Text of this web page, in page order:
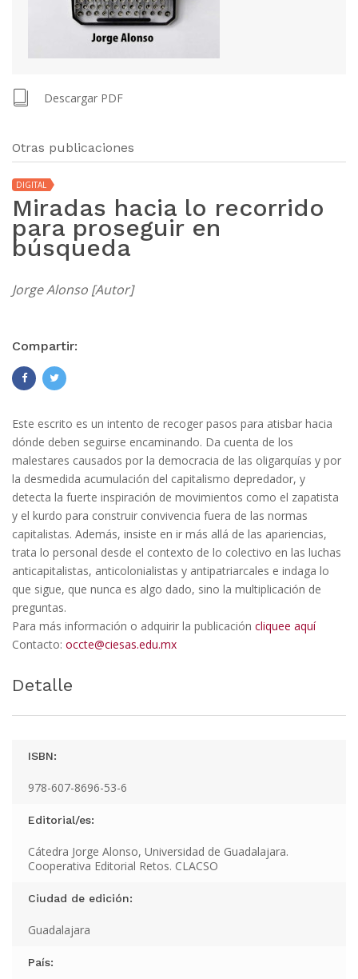
Descargar PDF
Otras publicaciones
DIGITAL
Miradas hacia lo recorrido
para proseguir en
búsqueda
Jorge Alonso [Autor]
Compartir:
Este escrito es un intento de recoger pasos para atisbar hacia
dónde deben seguirse encaminando. Da cuenta de los
malestares causados por la democracia de las oligarquías y por
la desmedida acumulación del capitalismo depredador, y
detecta la fuerte inspiración de movimientos como el zapatista
y el kurdo para construir convivencia fuera de las normas
capitalistas. Además, insiste en ir más allá de las apariencias,
trata lo personal desde el contexto de lo colectivo en las luchas
anticapitalistas, anticolonialistas y antipatriarcales e indaga lo
que sigue, que nunca es algo dado, sino la multiplicación de
preguntas.
Para más información o adquirir la publicación cliquee aquí
Contacto: occte@ciesas.edu.mx
Detalle
ISBN:
978-607-8696-53-6
Editorial/es:
Cátedra Jorge Alonso, Universidad de Guadalajara.
Cooperativa Editorial Retos. CLACSO
Ciudad de edición:
Guadalajara
País: